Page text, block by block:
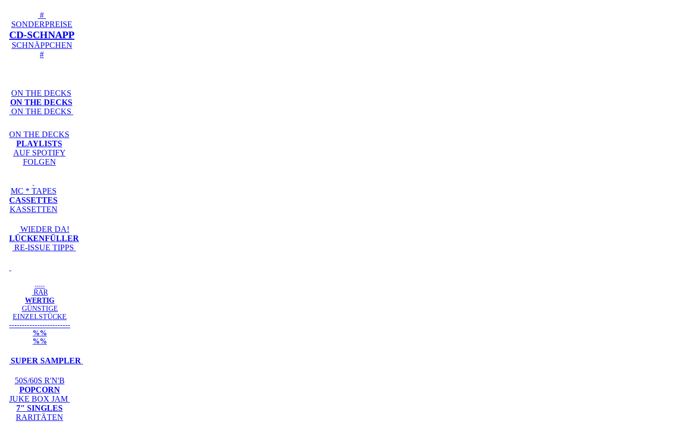
#
SONDERPREISE
CD-SCHNAPP
SCHNÄPPCHEN
#
ON THE DECKS
ON THE DECKS
ON THE DECKS
ON THE DECKS
PLAYLISTS
AUF SPOTIFY
FOLGEN
MC * TAPES
CASSETTES
KASSETTEN
WIEDER DA!
LÜCKENFÜLLER
RE-ISSUE TIPPS
-----
RAR
WERTIG
GÜNSTIGE
EINZELSTÜCKE
------------------------
%%
%%
SUPER SAMPLER
50S/60S R'N'B
POPCORN
JUKE BOX JAM
7" SINGLES
RARITÄTEN